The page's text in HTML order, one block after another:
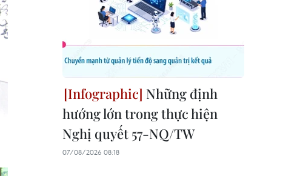
Những định
hướng lớn trong thực hiện
Nghị quyết 57-NQ/TW
07/08/2026 08:18